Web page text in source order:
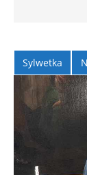
Sylwetka